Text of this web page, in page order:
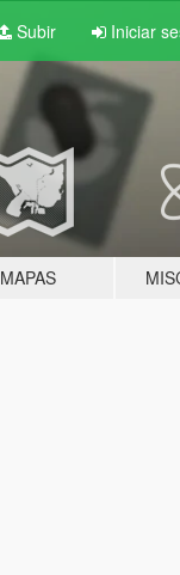
Subir Iniciar
MAPAS